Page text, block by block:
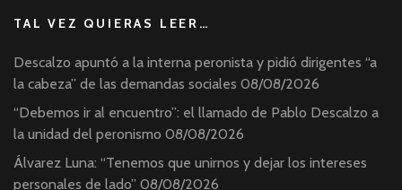
TAL VEZ QUIERAS LEER…
Descalzo apuntó a la interna peronista y pidió dirigentes “a
la cabeza” de las demandas sociales 08/08/2026
“Debemos ir al encuentro”: el llamado de Pablo Descalzo a
la unidad del peronismo 08/08/2026
Álvarez Luna: “Tenemos que unirnos y dejar los intereses
personales de lado” 08/08/2026